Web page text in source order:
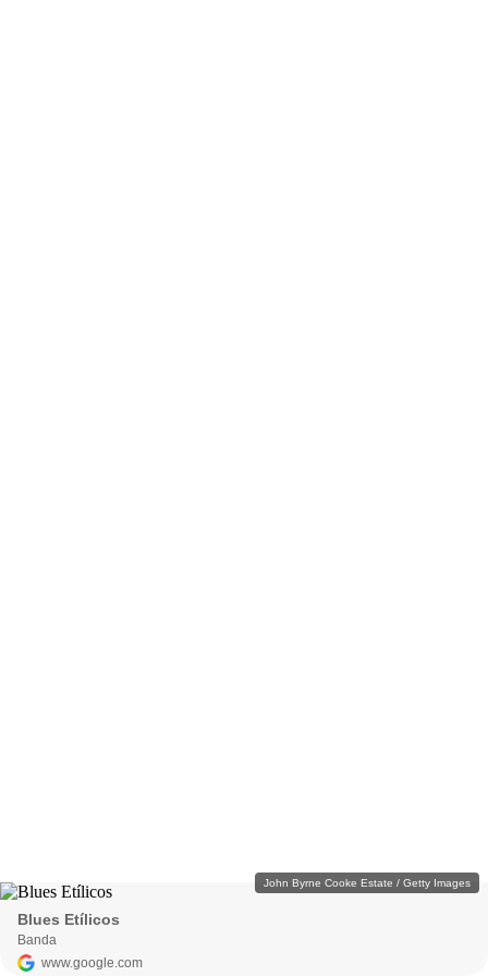
John Byrne Cooke Estate / Getty Images
Blues Etílicos
Banda
www.google.com